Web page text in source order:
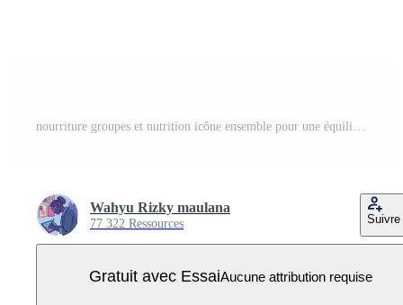
nourriture groupes et nutrition icône ensemble pour une équilibré régime Vecteur Pro
Wahyu Rizky maulana
77 322 Ressources Suivre
Gratuit avec EssaiAucune attribution requise